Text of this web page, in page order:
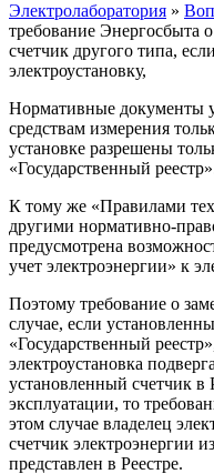
Электролаборатория »
требование Энергосбыта
счетчик другого типа,
электроустановку,
Нормативные документы
средствам измерения
установке разрешены
«Государственный
К тому же «Правилами
другими нормативно-
предусмотрена
учет электроэнергии» к
Поэтому требование о
случае, если
«Государственный
электроустановка
установленный счетчик в
эксплуатации, то
этом случае владелец
счетчик электроэнергии
представлен в Реестре.